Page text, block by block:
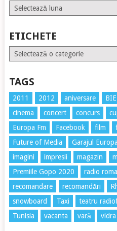
Arhive
ETICHETE
Etichete
TAGS
2011 2012 aniversare
cinema
concert concurs
Europa Fm
Facebook film
Future of Media
Garajul
imagini
impresii magazin
Premiile Gopo 2020
radio
recomandare
recomandări
snowboard
Taxi teatru
Tunisia
vacanta vară vidra